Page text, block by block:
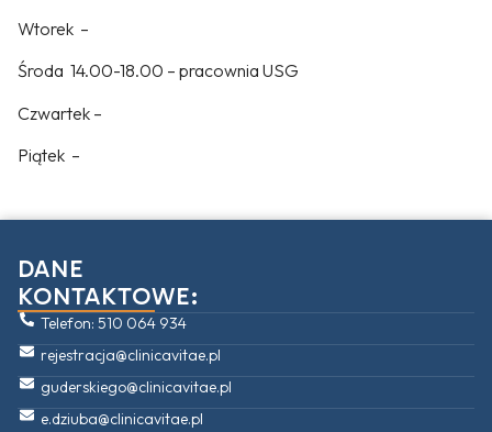
Wtorek –
Środa 14.00-18.00 – pracownia USG
Czwartek –
Piątek –
DANE
KONTAKTOWE:
Telefon: 510 064 934
rejestracja@clinicavitae.pl
guderskiego@clinicavitae.pl
e.dziuba@clinicavitae.pl